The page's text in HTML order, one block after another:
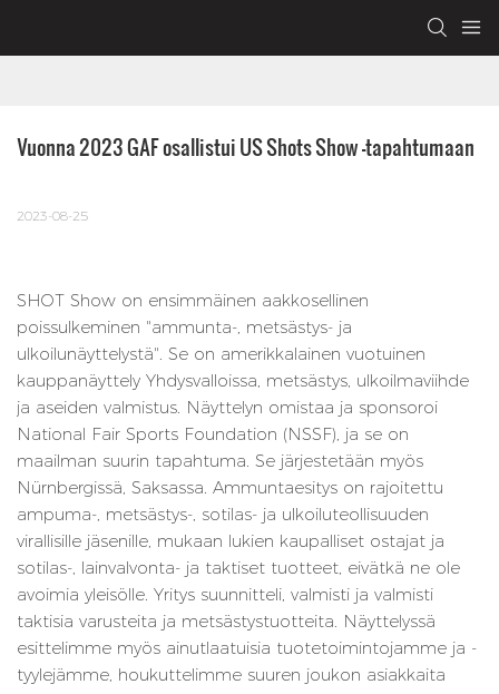
Vuonna 2023 GAF osallistui US Shots Show -tapahtumaan
2023-08-25
SHOT Show on ensimmäinen aakkosellinen
poissulkeminen "ammunta-, metsästys- ja
ulkoilunäyttelystä". Se on amerikkalainen vuotuinen
kauppanäyttely Yhdysvalloissa, metsästys, ulkoilmaviihde
ja aseiden valmistus. Näyttelyn omistaa ja sponsoroi
National Fair Sports Foundation (NSSF), ja se on
maailman suurin tapahtuma. Se järjestetään myös
Nürnbergissä, Saksassa. Ammuntaesitys on rajoitettu
ampuma-, metsästys-, sotilas- ja ulkoiluteollisuuden
virallisille jäsenille, mukaan lukien kaupalliset ostajat ja
sotilas-, lainvalvonta- ja taktiset tuotteet, eivätkä ne ole
avoimia yleisölle. Yritys suunnitteli, valmisti ja valmisti
taktisia varusteita ja metsästystuotteita. Näyttelyssä
esittelimme myös ainutlaatuisia tuotetoimintojamme ja -
tyylejämme, houkuttelimme suuren joukon asiakkaita